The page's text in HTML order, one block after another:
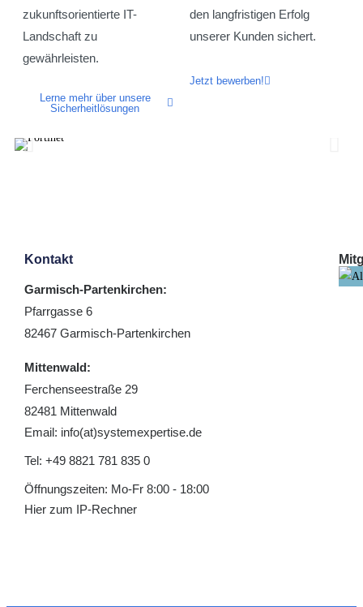
zukunftsorientierte IT-
Landschaft zu
gewährleisten.
Lerne mehr über unsere
Sicherheitlösungen
den langfristigen Erfolg
unserer Kunden sichert.
Jetzt bewerben!
Kontakt
Garmisch-Partenkirchen:
Pfarrgasse 6
82467 Garmisch-Partenkirchen
Mittenwald:
Ferchenseestraße 29
82481 Mittenwald
Email: info(at)systemexpertise.de
Tel: +49 8821 781 835 0
Öffnungszeiten: Mo-Fr 8:00 - 18:00
Hier zum IP-Rechner